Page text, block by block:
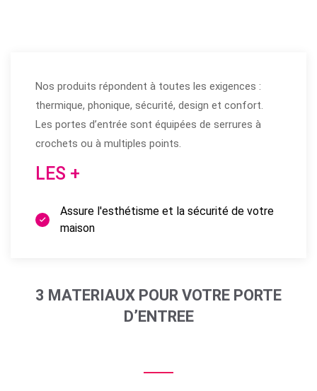
Nos produits répondent à toutes les exigences :
thermique, phonique, sécurité, design et confort.
Les portes d’entrée sont équipées de serrures à
crochets ou à multiples points.
LES +
Assure l'esthétisme et la sécurité de votre
maison
3 MATERIAUX POUR VOTRE PORTE
D’ENTREE